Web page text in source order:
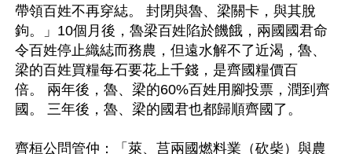
帶領百姓不再穿綕。 封閉與魯、梁關卡，與其脫
鉤。」10個月後，魯梁百姓陷於饑餓，兩國國君命
令百姓停止織綕而務農，但遠水解不了近渴，魯、
梁的百姓買糧每石要花上千錢，是齊國糧價百
倍。 兩年後，魯、梁的60%百姓用腳投票，潤到齊
國。 三年後，魯、梁的國君也都歸順齊國了。
齊桓公問管仲：「萊、莒兩國燃料業（砍柴）與農